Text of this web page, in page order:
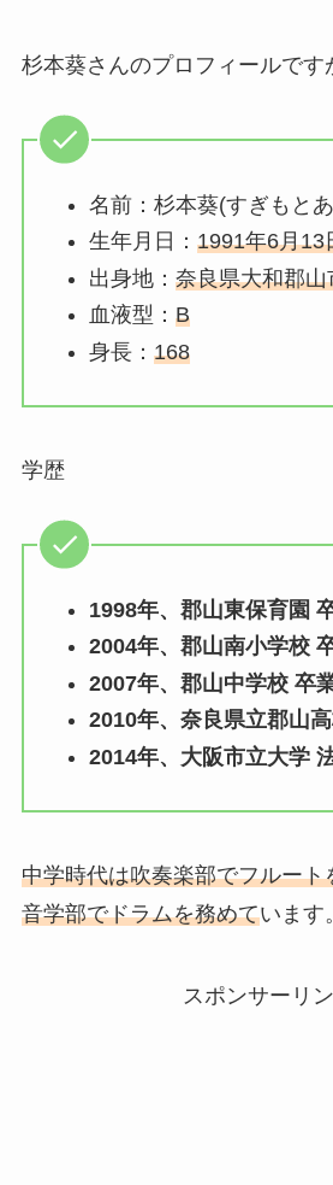
杉本葵さんのプロフィールです
名前：杉本葵(すぎもと
生年月日： 1991年6月13
出身地： 奈良県大和郡山
血液型： B
身長： 168
学歴
1998年、郡山東保育園
2004年、郡山南小学校
2007年、郡山中学校 卒
2010年、奈良県立郡山
2014年、大阪市立大学
中学時代は吹奏楽部でフルート
音学部でドラムを務めています。
スポンサーリ